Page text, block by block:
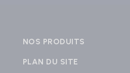
NOS PRODUITS
PLAN DU SITE